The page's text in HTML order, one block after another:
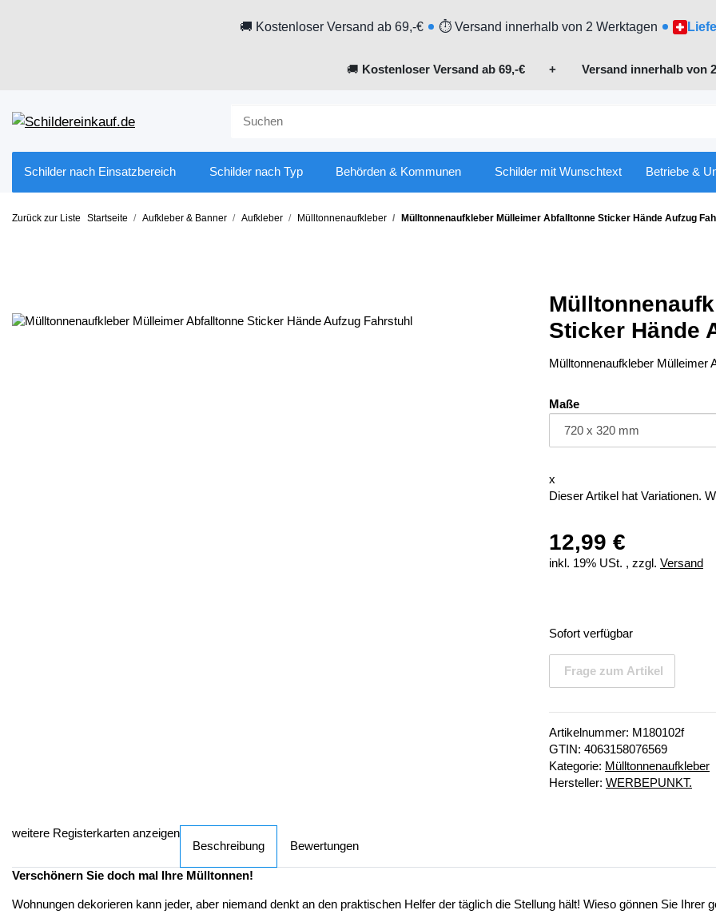
🚚 Kostenloser Versand ab 69,-€ ⏱ Versand innerhalb von 2 Werktagen
🚚 Kostenloser Versand ab 69,-€ + Versand innerhalb von 2
Schilder nach Einsatzbereich Schilder nach Typ Behörden & Kommunen Schilder mit Wunschtext Betriebe &
Zurück zur Liste Startseite Aufkleber & Banner Aufkleber Mülltonnenaufkleber Mülltonnenaufkleber Mülleimer Abfalltonne Sticker Hände Aufzug
Sticker Hände
Mülltonnenaufkleber Mülleimer
Maße
x
Dieser Artikel hat Variationen.
12,99 €
inkl. 19% USt. , zzgl. Versand
Sofort verfügbar
Frage zum Artikel
Artikelnummer: M180102f
GTIN: 4063158076569
Kategorie: Mülltonnenaufkleber
Hersteller: WERBEPUNKT.
weitere Registerkarten anzeigen
Beschreibung
Bewertungen
Verschönern Sie doch mal Ihre Mülltonnen!
Wohnungen dekorieren kann jeder, aber niemand denkt an den praktischen Helfer der täglich die Stellung hält! Wieso gönnen Sie Ihrer